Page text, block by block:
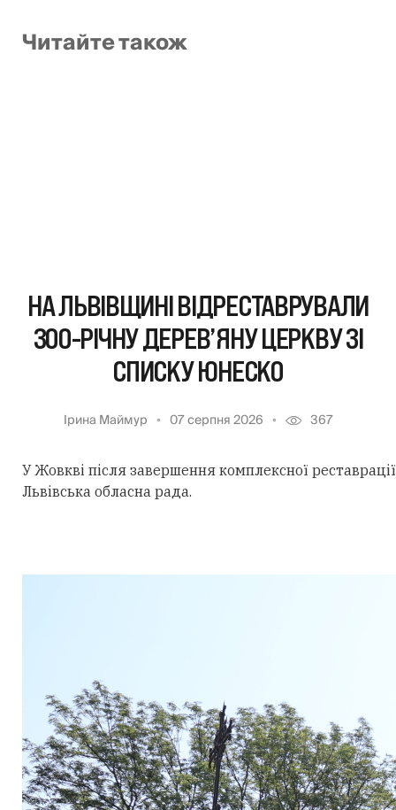
Читайте також
НА ЛЬВІВЩИНІ ВІДРЕСТАВРУВАЛИ
300-РІЧНУ ДЕРЕВ’ЯНУ ЦЕРКВУ ЗІ
СПИСКУ ЮНЕСКО
Ірина Маймур 07 серпня 2026 367
У Жовкві після завершення комплексної
Львівська обласна рада.